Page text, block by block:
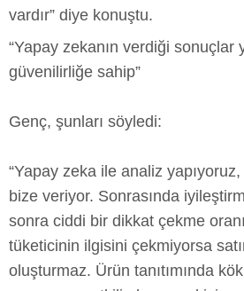
vardır” diye konuştu.
“Yapay zekanın verdiği sonuçlar
güvenilirliğe sahip”
Genç, şunları söyledi:
“Yapay zeka ile analiz
bize veriyor. Sonrasında
sonra ciddi bir dikkat çekme
tüketicinin ilgisini çekmiyorsa
oluşturmaz. Ürün tanıtımında